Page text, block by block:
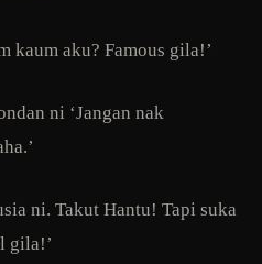
kaum aku? Famous gila!’
ni ‘Jangan nak
ni. Takut Hantu! Tapi suka
gila!’